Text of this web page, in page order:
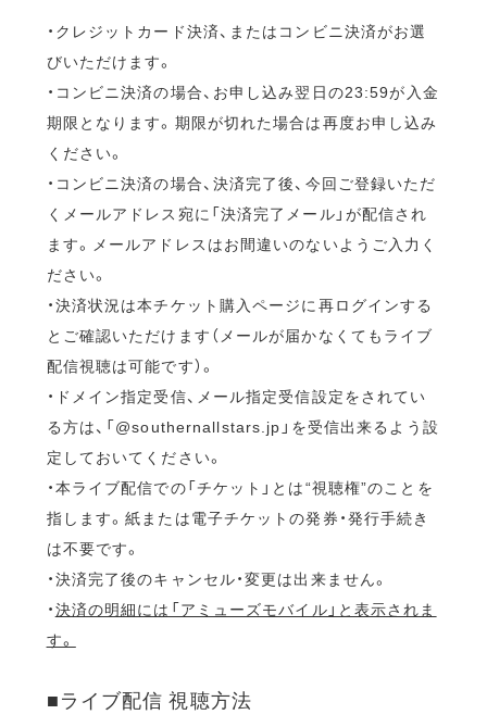
・クレジットカード決済、またはコンビニ決済がお選
びいただけます。
・コンビニ決済の場合、お申し込み翌日の23:59が入金
期限となります。期限が切れた場合は再度お申し込み
ください。
・コンビニ決済の場合、決済完了後、今回ご登録いただ
くメールアドレス宛に「決済完了メール」が配信され
ます。メールアドレスはお間違いのないようご入力く
ださい。
・決済状況は本チケット購入ページに再ログインする
とご確認いただけます（メールが届かなくてもライブ
配信視聴は可能です）。
・ドメイン指定受信、メール指定受信設定をされてい
る方は、「@southernallstars.jp」を受信出来るよう設
定しておいてください。
・本ライブ配信での「チケット」とは“視聴権”のことを
指します。紙または電子チケットの発券・発行手続き
は不要です。
・決済完了後のキャンセル・変更は出来ません。
・決済の明細には「アミューズモバイル」と表示されま
す。
■ライブ配信 視聴方法